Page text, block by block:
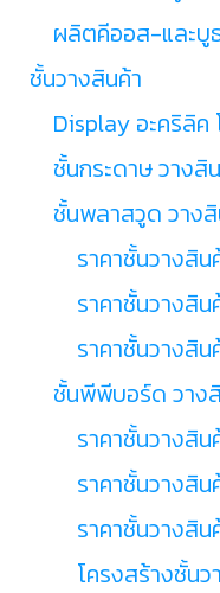
ผลิตคีออส-และบู
ชั้นวางสินค้า
Display อะคริลิค
ชั้นกระดาษ วางสิ
ชั้นพลาสวูด วาง
ราคาชั้นวางสิน
ราคาชั้นวางสิน
ราคาชั้นวางสิน
ชั้นพีพีบอร์ด วาง
ราคาชั้นวางสิน
ราคาชั้นวางสิน
ราคาชั้นวางสิน
โครงสร้างชั้น